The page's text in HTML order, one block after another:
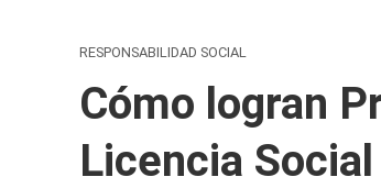
RESPONSABILIDAD SOCIAL
Cómo logran
Licencia